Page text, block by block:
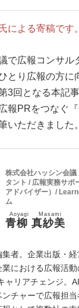
による寄稿です。
で広報コンサル
とり広報の方に
3回となる本記
報PRをつなぐ
いただきました。
株式会社ハッシン会
タント / 広報実務サポ
アドバイザー）/
ム
青柳 真紗美
Aoyagi Masami
者。企業出版・
業における広報活
ャリアチェンジ。
チャーで広報担